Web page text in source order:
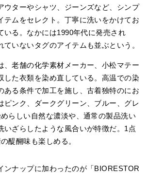
ウターやシャツ、ジーンズなど、シンプ
テムをセレクト。丁寧に洗いをかけてお
いる。なかには1990年代に発売され
ていないタグのアイテムも並ぶという。
、老舗の化学素材メーカー、小松マテー
した衣類を染め直している。高温での染
ある条件で加工を施し、古着独特のにお
ピンク、ダークグリーン、ブルー、グレ
らしい自然な濃淡や、通常の製品洗い
いざらしたような風合いが特徴だ。1点
醍醐味も楽しめる。
ンナップに加わったのが「BIORESTOR